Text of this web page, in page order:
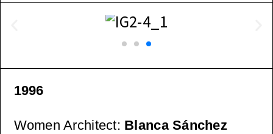
1996
Women Architect: Blanca Sánchez